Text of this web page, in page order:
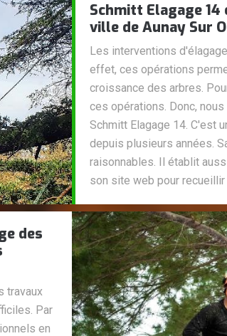
Schmitt Elagage
ville de Aunay Sur
Les interventions
effet, ces opérations
croissance des arbres.
ces opérations. Donc,
Schmitt Elagage 14. C'est
depuis plusieurs années.
raisonnables. Il établit
son site web pour
des
travaux
Par
en